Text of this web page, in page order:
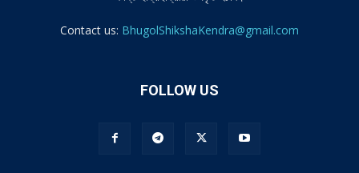
Contact us: BhugolShikshaKendra@gmail.com
FOLLOW US